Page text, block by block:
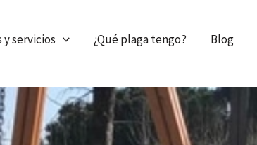
y servicios ¿Qué plaga tengo? Blog